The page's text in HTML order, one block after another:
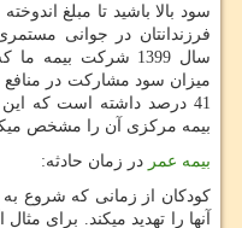
سود بالا باشید تا مبلغ
فرزندانتان در جوانی
سال 1399 شرکت
میزان سود مشارکت در منافع
41 درصد داشته است که
بیمه مرکزی آن را مشخص
بیمه عمر در زمان حادثه:
کودکان از زمانی که شروع به
آنها را تهدید میکند. برای